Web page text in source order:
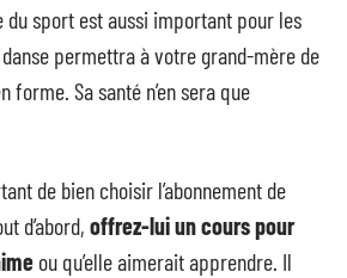
du sport est aussi important pour les
permettra à votre grand-mère de
forme. Sa santé n’en sera que
de bien choisir l’abonnement de
d’abord, offrez-lui un cours pour
ou qu’elle aimerait apprendre. Il